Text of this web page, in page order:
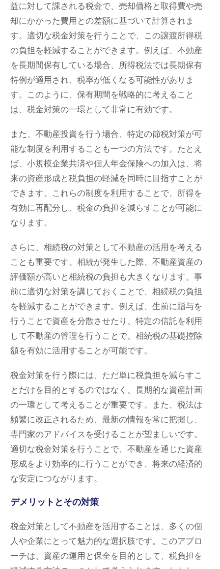
益に対して課される税金で、売却価格と取得費や売
却にかかった費用との差額に基づいて計算されま
す。適切な税金対策を行うことで、この譲渡所得税
の負担を軽減することができます。例えば、不動産
を長期間保有している場合、所得税法では長期保有
特例が適用され、税率が低くなる可能性がありま
す。このように、保有期間を戦略的に考えること
は、税金対策の一環として非常に有効です。
また、不動産投資を行う場合、特定の節税対策が可
能な制度を利用することも一つの方法です。たとえ
ば、小規模企業共済や個人年金保険への加入は、将
来の資産形成と税負担の軽減を同時に目指すことが
できます。これらの制度を利用することで、所得を
有効に再配分し、税金の負担を減らすことが可能に
なります。
さらに、相続税の対策として不動産の活用を考える
ことも重要です。相続が発生した際、不動産資産の
評価額が高いと相続税の負担も大きくなります。事
前に適切な対策を講じておくことで、相続税の負担
を軽減することができます。例えば、生前に贈与を
行うことで資産を分散させたり、特定の信託を利用
して不動産の管理を行うことで、相続税の基礎控除
額を有効に活用することが可能です。
税金対策を行う際には、ただ単に税負担を減らすこ
とだけを目的とするのではなく、長期的な資産計画
の一環として考えることが重要です。また、税法は
頻繁に改正されるため、最新の情報を常に把握し、
専門家のアドバイスを受けることが望ましいです。
適切な税金対策を行うことで、不動産を通じた資産
形成をより効率的に行うことができ、将来の経済的
な安定につながります。
デメリットとその対策
税金対策として不動産を活用することは、多くの個
人や企業にとって魅力的な選択肢です。このアプロ
ーチは、資産の運用と保全を目的として、税負担を